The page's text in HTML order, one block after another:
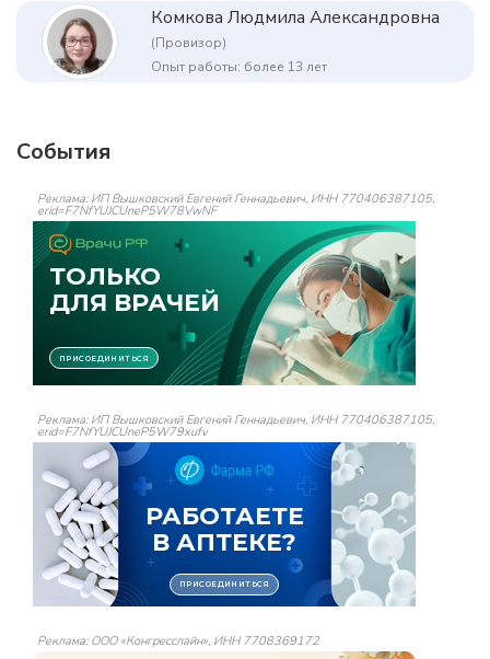
Комкова Людмила Александровна
(Провизор)
Опыт работы: более 13 лет
События
Реклама: ИП Вышковский Евгений Геннадьевич, ИНН 770406387105,
erid=F7NfYUJCUneP5W78VwNF
Реклама: ИП Вышковский Евгений Геннадьевич, ИНН 770406387105,
erid=F7NfYUJCUneP5W79xufv
Реклама: ООО «Конгресслайн», ИНН 7708369172